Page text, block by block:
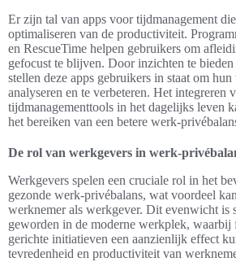
Er zijn tal van apps voor tijdmanagement
optimaliseren van de productiviteit.
en RescueTime helpen gebruikers om
gefocust te blijven. Door inzichten te
stellen deze apps gebruikers in staat om
analyseren en te verbeteren. Het integreren
tijdmanagementtools in het dagelijks leven
het bereiken van een betere werk-
De rol van werkgevers in werk-
Werkgevers spelen een cruciale rol in het
gezonde werk-privébalans, wat voordeel
werknemer als werkgever. Dit evenwicht is
geworden in de moderne werkplek,
gerichte initiatieven een aanzienlijk effect
tevredenheid en productiviteit van